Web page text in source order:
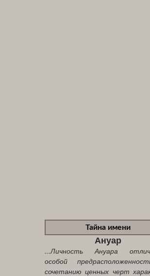
Тайна имени
Ануар
...Личность Ануара
особой
сочетанию ценных черт